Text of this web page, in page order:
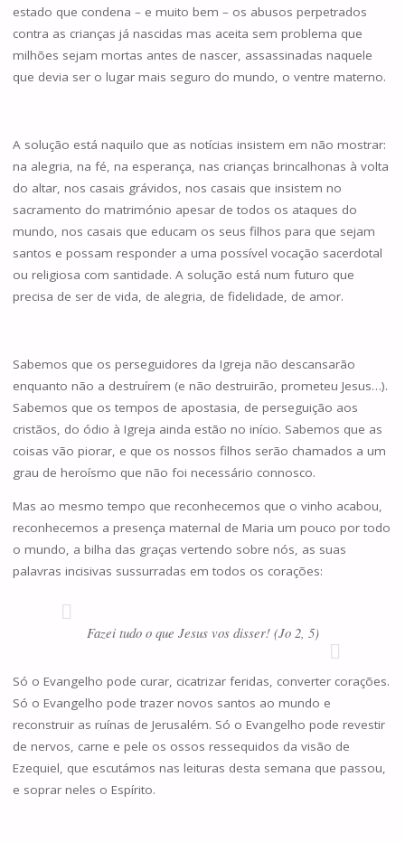
estado que condena – e muito bem – os abusos perpetrados
contra as crianças já nascidas mas aceita sem problema que
milhões sejam mortas antes de nascer, assassinadas naquele
que devia ser o lugar mais seguro do mundo, o ventre materno.
A solução está naquilo que as notícias insistem em não mostrar:
na alegria, na fé, na esperança, nas crianças brincalhonas à volta
do altar, nos casais grávidos, nos casais que insistem no
sacramento do matrimónio apesar de todos os ataques do
mundo, nos casais que educam os seus filhos para que sejam
santos e possam responder a uma possível vocação sacerdotal
ou religiosa com santidade. A solução está num futuro que
precisa de ser de vida, de alegria, de fidelidade, de amor.
Sabemos que os perseguidores da Igreja não descansarão
enquanto não a destruírem (e não destruirão, prometeu Jesus…).
Sabemos que os tempos de apostasia, de perseguição aos
cristãos, do ódio à Igreja ainda estão no início. Sabemos que as
coisas vão piorar, e que os nossos filhos serão chamados a um
grau de heroísmo que não foi necessário connosco.
Mas ao mesmo tempo que reconhecemos que o vinho acabou,
reconhecemos a presença maternal de Maria um pouco por todo
o mundo, a bilha das graças vertendo sobre nós, as suas
palavras incisivas sussurradas em todos os corações:
Fazei tudo o que Jesus vos disser! (Jo 2, 5)
Só o Evangelho pode curar, cicatrizar feridas, converter corações.
Só o Evangelho pode trazer novos santos ao mundo e
reconstruir as ruínas de Jerusalém. Só o Evangelho pode revestir
de nervos, carne e pele os ossos ressequidos da visão de
Ezequiel, que escutámos nas leituras desta semana que passou,
e soprar neles o Espírito.